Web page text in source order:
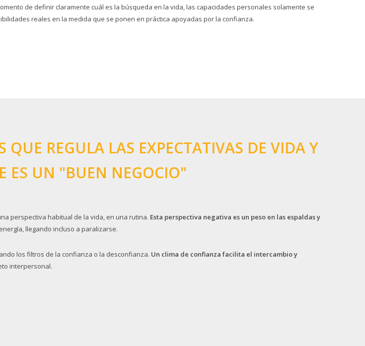
de definir claramente cuál es la búsqueda en la vida, las capacidades personales solamente se
reales en la medida que se ponen en práctica apoyadas por la confianza.
REGULA LAS EXPECTATIVAS DE VIDA Y
ES UN "BUEN NEGOCIO"
perspectiva habitual de la vida, en una rutina. Esta perspectiva negativa es un peso en las espaldas y
llegando incluso a paralizarse.
los filtros de la confianza o la desconfianza. Un clima de confianza facilita el intercambio y
interpersonal.